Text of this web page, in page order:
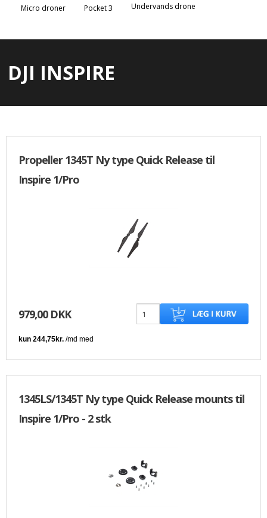
Micro droner Pocket 3 Undervands drone
DJI INSPIRE
Propeller 1345T Ny type Quick Release til
Inspire 1/Pro
979,00 DKK
1345LS/1345T Ny type Quick Release mounts til
Inspire 1/Pro - 2 stk